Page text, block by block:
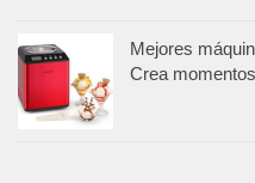
Mejores
Crea